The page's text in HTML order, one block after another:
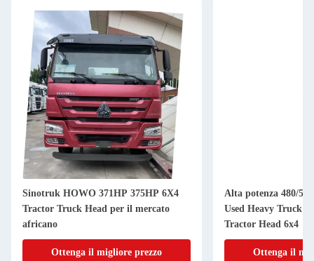
Sinotruk HOWO 371HP 375HP 6X4
Tractor Truck Head per il mercato
africano
Ottenga il migliore prezzo
Alta potenza 480/
Used Heavy Truck
Tractor Head 6x4
Ottenga il